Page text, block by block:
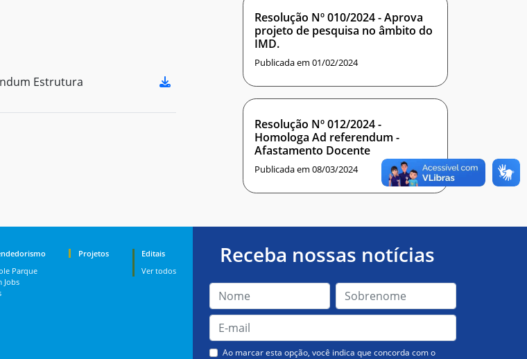
Estrutura
Resolução Nº 010/2024 - Aprova
projeto de pesquisa no âmbito do
IMD.
Publicada em 01/02/2024
Resolução Nº 012/2024 -
Homologa Ad referendum -
Afastamento Docente
Publicada em 08/03/2024
Parque
Jobs
Projetos
Editais
Ver todos
Receba nossas notícias
Ao marcar esta opção, você indica que concorda com o